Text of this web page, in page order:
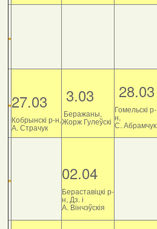
27.03
Кобрынскі р-н,
А. Страчук
3.03
Беражаны,
Жорж Гулеўскі
28.03
Гомельскі р-
н,
С. Абрамчук
02.04
Бераставіцкі р-
н, Дз. і
А. Вінчэўскія